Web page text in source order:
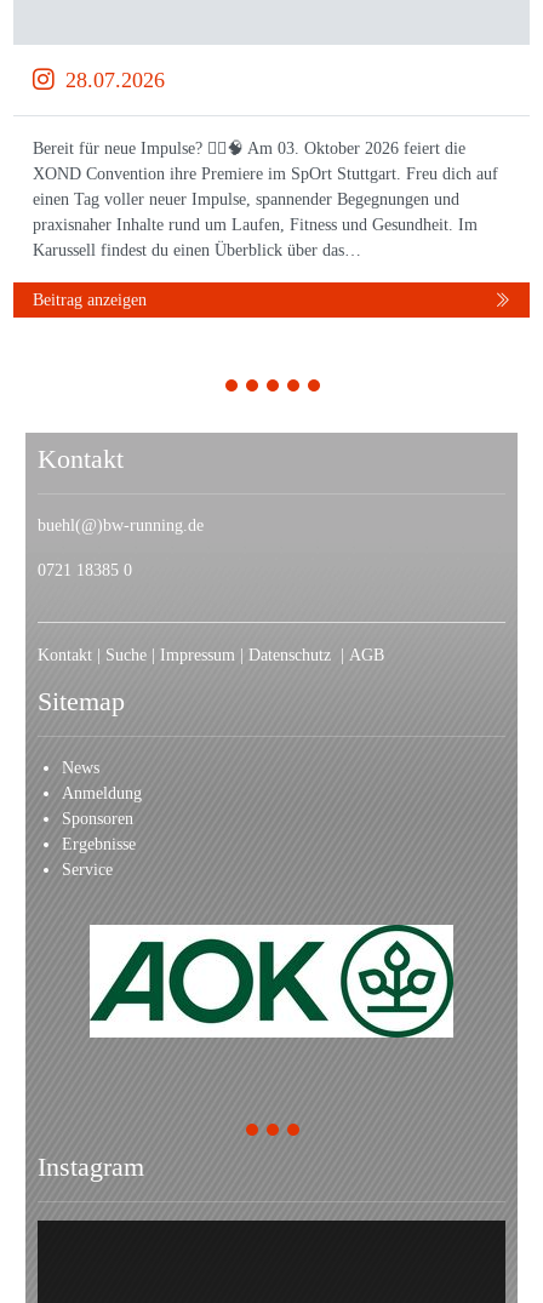
28.07.2026
Bereit für neue Impulse? 🏃‍♀️🧠 Am 03. Oktober 2026 feiert die
XOND Convention ihre Premiere im SpOrt Stuttgart. Freu dich auf
einen Tag voller neuer Impulse, spannender Begegnungen und
praxisnaher Inhalte rund um Laufen, Fitness und Gesundheit. Im
Karussell findest du einen Überblick über das…
Beitrag anzeigen
1 2 3 4 5
Kontakt
buehl(@)bw-running.de
0721 18385 0
Kontakt Suche Impressum Datenschutz AGB
Sitemap
News
Anmeldung
Sponsoren
Ergebnisse
Service
1 2 3
Instagram